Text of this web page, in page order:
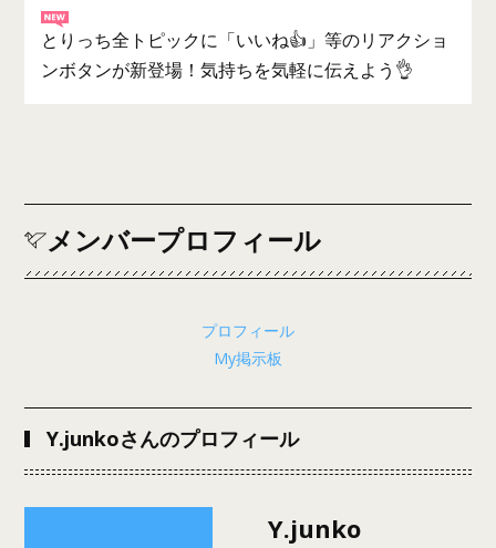
とりっち全トピックに「いいね👍」等のリアクショ
ンボタンが新登場！気持ちを気軽に伝えよう👌
メンバープロフィール
プロフィール
My掲示板
Y.junkoさんのプロフィール
Y.junko